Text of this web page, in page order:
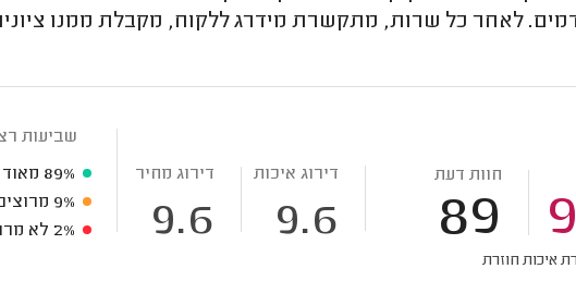
לאחר כל שרות, מתקשרת מידרג ללקוח, מקבלת ממנו
חוות דעת
89
דירוג איכות
9.6
דירוג מחיר
9.6
איכות חוזרת
שביעות
89%
9%
2% לא